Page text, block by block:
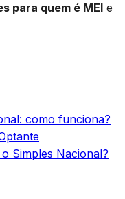
para quem é MEI e
como funciona?
Simples Nacional?